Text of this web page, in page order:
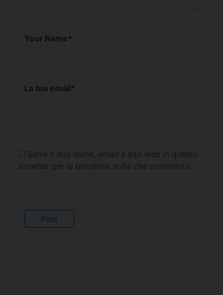
Your Name*
La tua email*
Salva il mio nome, email e sito web in questo
browser per la prossima volta che commento.